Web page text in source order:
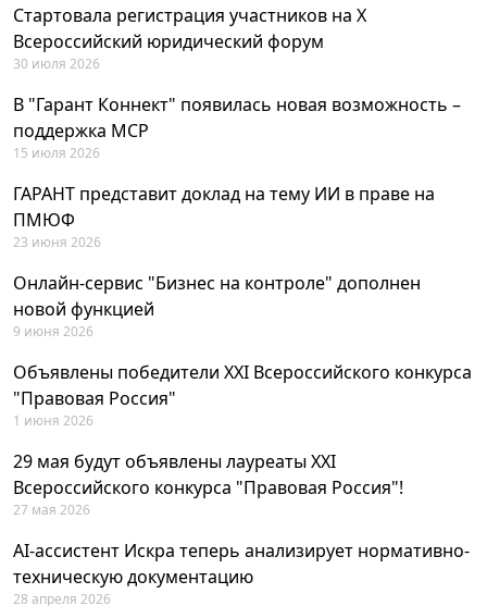
Стартовала регистрация участников на X
Всероссийский юридический форум
30 июля 2026
В "Гарант Коннект" появилась новая возможность –
поддержка MCP
15 июля 2026
ГАРАНТ представит доклад на тему ИИ в праве на
ПМЮФ
23 июня 2026
Онлайн-сервис "Бизнес на контроле" дополнен
новой функцией
9 июня 2026
Объявлены победители XXI Всероссийского конкурса
"Правовая Россия"
1 июня 2026
29 мая будут объявлены лауреаты XXI
Всероссийского конкурса "Правовая Россия"!
27 мая 2026
AI-ассистент Искра теперь анализирует нормативно-
техническую документацию
28 апреля 2026